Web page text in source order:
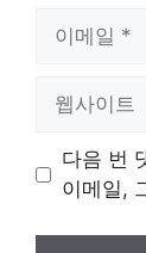
트
다음 번
이메일,